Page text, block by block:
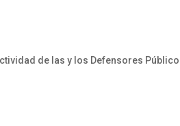
de las y los Defensores